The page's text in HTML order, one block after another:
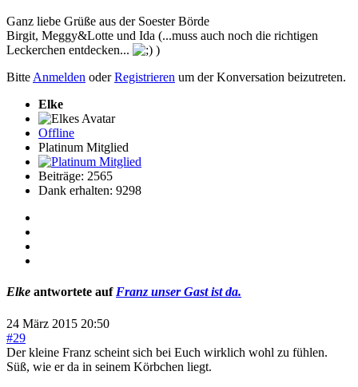
Ganz liebe Grüße aus der Soester Börde
Birgit, Meggy&Lotte und Ida (...muss auch noch die richtigen
Leckerchen entdecken...
)
Bitte Anmelden oderRegistrieren um der Konversation beizutreten.
Elke
Offline
Platinum Mitglied
Beiträge: 2565
Dank erhalten: 9298
Elke antwortete auf Franz unser Gast ist da.
24 März 2015 20:50
#29
Der kleine Franz scheint sich bei Euch wirklich wohl zu fühlen.
Süß, wie er da in seinem Körbchen liegt.